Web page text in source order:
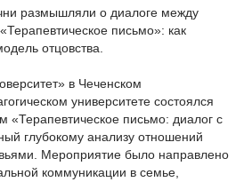
размышляли о диалоге между
письмо»: как
отцовства.
в Чеченском
университете состоялся
«Терапевтическое письмо: диалог с
глубокому анализу отношений
Мероприятие было направлено
коммуникации в семье,